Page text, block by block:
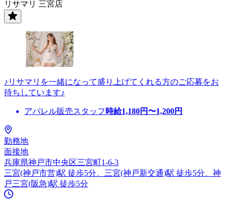
リサマリ 三宮店
♪リサマリを一緒になって盛り上げてくれる方のご応募をお
待ちしています♪
アパレル販売スタッフ 時給1,180円〜1,200円
勤務地
面接地
兵庫県神戸市中央区三宮町1-6-3
三宮(神戸市営)駅 徒歩5分、三宮(神戸新交通)駅 徒歩5分、神
戸三宮(阪急)駅 徒歩5分